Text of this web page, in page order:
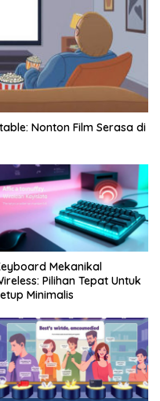
Nonton Film Serasa di
Mekanikal
Pilihan Tepat Untuk
Minimalis